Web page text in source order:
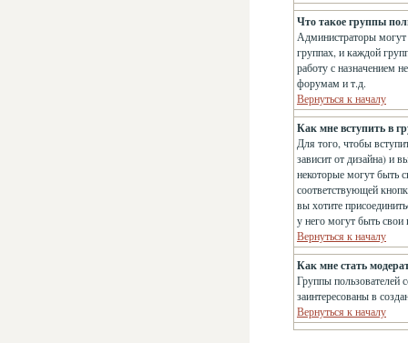
Что такое группы
Администраторы могут
группах, и каждой
работу с назначением
форумам и т.д.
Вернуться к началу
Как мне вступить в
Для того, чтобы
зависит от дизайна) и
некоторые могут быть
соответствующей
вы хотите
у него могут быть
Вернуться к началу
Как мне стать
Группы пользователей
заинтересованы в
Вернуться к началу